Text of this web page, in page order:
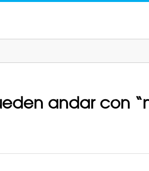
andar con